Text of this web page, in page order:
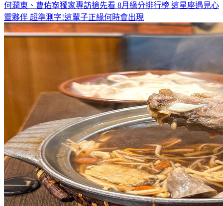
何潤東、曹佑寧獨家專訪搶先看 8月緣分排行榜 這星座遇見心
靈夥伴 超準測字!這輩子正緣何時會出現